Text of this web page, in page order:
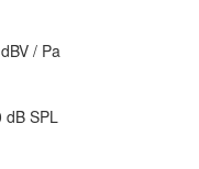
/ Pa
dB SPL